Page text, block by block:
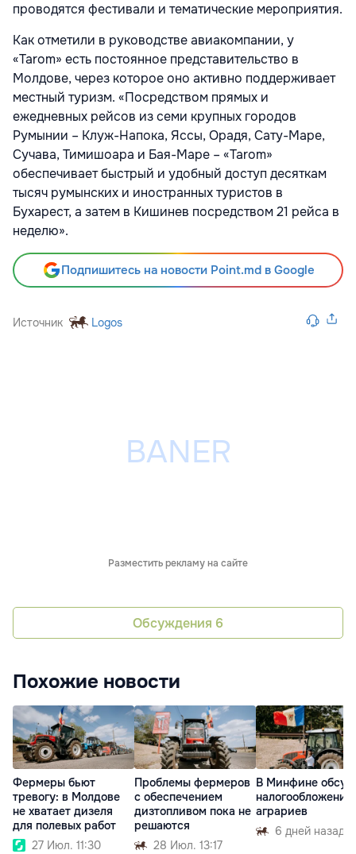
проводятся фестивали и тематические мероприятия.
Как отметили в руководстве авиакомпании, у
«Tarom» есть постоянное представительство в
Молдове, через которое оно активно поддерживает
местный туризм. «Посредством прямых и
ежедневных рейсов из семи крупных городов
Румынии – Клуж-Напока, Яссы, Орадя, Сату-Маре,
Сучава, Тимишоара и Бая-Маре – «Tarom»
обеспечивает быстрый и удобный доступ десяткам
тысяч румынских и иностранных туристов в
Бухарест, а затем в Кишинев посредством 21 рейса в
неделю».
Подпишитесь на новости Point.md в Google
Источник Logos
Разместить рекламу на сайте
Обсуждения 6
Похожие новости
Фермеры бьют
тревогу: в Молдове
не хватает дизеля
для полевых работ
27 Июл. 11:30
Проблемы фермеров
с обеспечением
дизтопливом пока не
решаются
28 Июл. 13:17
В Минфине
налогообложение
аграриев
6 дней назад